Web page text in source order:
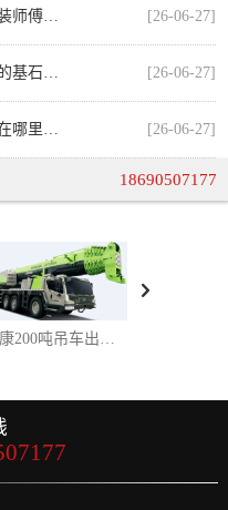
[26-06-27]
[26-06-27]
[26-06-27]
18690507177
安康200吨吊车出租：大兆瓦风电 / 超高层桥塔吊装，百吨级设备精准就位一站式服务